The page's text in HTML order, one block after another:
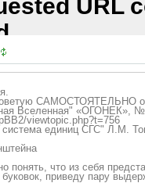
САМОСТОЯТЕЛЬНО
Вселенная" «ОГОНЕК»,
viewtopic.php?t=756
единиц СГС" Л.М.
понять, что из себя
приведу пару